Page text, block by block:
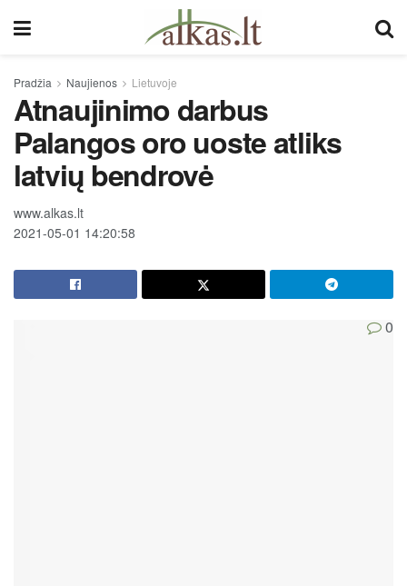
Pradžia Naujienos Lietuvoje
Atnaujinimo darbus
Palangos oro uoste atliks
latvių bendrovė
www.alkas.lt
2021-05-01 14:20:58
0